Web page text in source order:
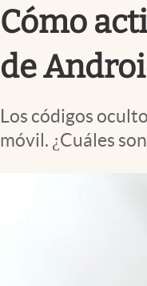
Cómo
de
Los códigos
móvil. ¿Cuáles